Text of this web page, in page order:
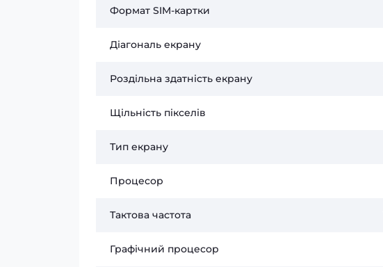
Формат SIM-картки
Діагональ екрану
Роздільна здатність екрану
Щільність пікселів
Тип екрану
Процесор
Тактова частота
Графічний процесор